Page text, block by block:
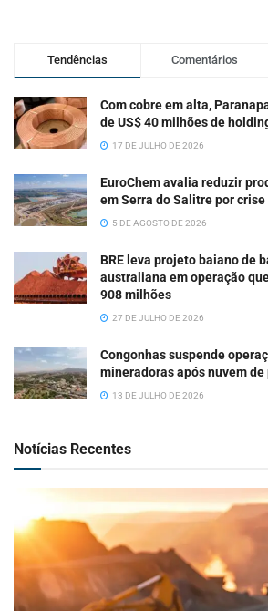
Tendências Comentários
Com cobre em alta,
de US$ 40 milhões de
17 DE JULHO DE 2026
EuroChem avalia reduzir
em Serra do Salitre por
5 DE AGOSTO DE 2026
BRE leva projeto baiano de
australiana em operação
908 milhões
27 DE JULHO DE 2026
Congonhas suspende
mineradoras após nuvem de
13 DE JULHO DE 2026
Notícias Recentes